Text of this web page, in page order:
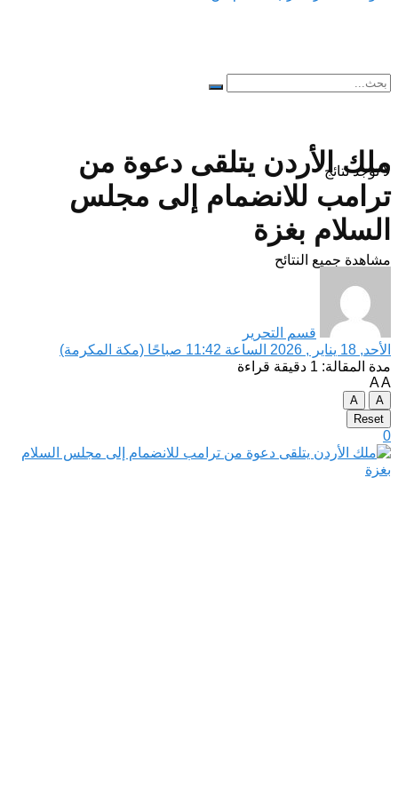
لا توجد نتائج
مشاهدة جميع النتائح
ملك الأردن يتلقى دعوة من
ترامب للانضمام إلى مجلس
السلام بغزة
قسم التحرير
الأحد, 18 يناير , 2026 الساعة 11:42 صباحًا (مكة المكرمة)
مدة المقالة: 1 دقيقة قراءة
AA
A
A
Reset
0